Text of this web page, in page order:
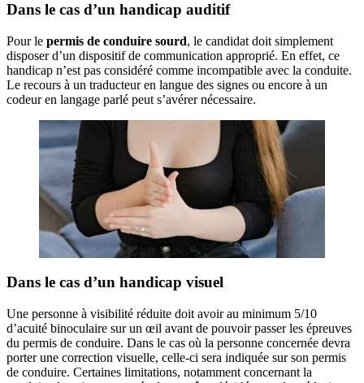
Dans le cas d’un handicap auditif
Pour le permis de conduire sourd, le candidat doit simplement
disposer d’un dispositif de communication approprié. En effet, ce
handicap n’est pas considéré comme incompatible avec la conduite.
Le recours à un traducteur en langue des signes ou encore à un
codeur en langage parlé peut s’avérer nécessaire.
Dans le cas d’un handicap visuel
Une personne à visibilité réduite doit avoir au minimum 5/10
d’acuité binoculaire sur un œil avant de pouvoir passer les épreuves
du permis de conduire. Dans le cas où la personne concernée devra
porter une correction visuelle, celle-ci sera indiquée sur son permis
de conduire. Certaines limitations, notamment concernant la